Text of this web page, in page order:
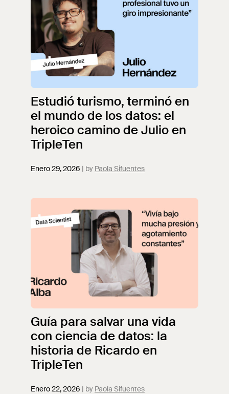
Estudió turismo, terminó en
el mundo de los datos: el
heroico camino de Julio en
TripleTen
Enero 29, 2026 Paola Sifuentes
Guía para salvar una vida
con ciencia de datos: la
historia de Ricardo en
TripleTen
Enero 22, 2026 Paola Sifuentes